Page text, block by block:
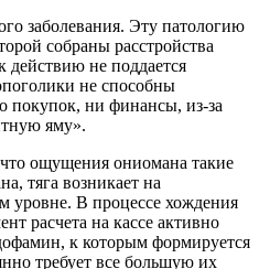
заболевания. Эту патологию
собраны расстройства
действию не поддается
не способны
покупок, ни финансы, из-за
яму».
ощущения ониомана такие
тяга возникает на
уровне. В процессе хождения
расчета на кассе активно
к которым формируется
требует все большую их